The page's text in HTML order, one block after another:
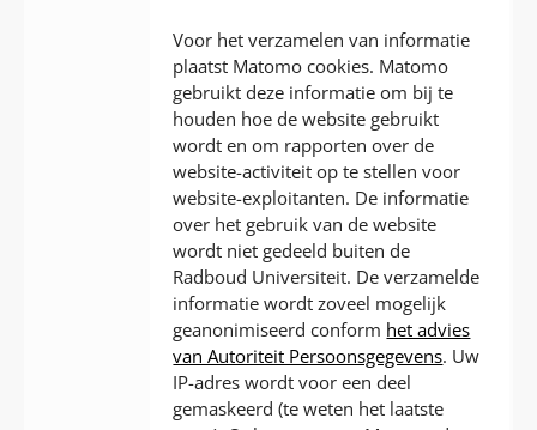
Voor het verzamelen van informatie
plaatst Matomo cookies. Matomo
gebruikt deze informatie om bij te
houden hoe de website gebruikt
wordt en om rapporten over de
website-activiteit op te stellen voor
website-exploitanten. De informatie
over het gebruik van de website
wordt niet gedeeld buiten de
Radboud Universiteit. De verzamelde
informatie wordt zoveel mogelijk
geanonimiseerd conform het advies
van Autoriteit Persoonsgegevens. Uw
IP-adres wordt voor een deel
gemaskeerd (te weten het laatste